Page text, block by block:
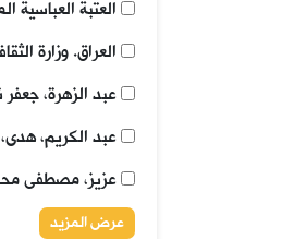
عبد الكريم، هدى، 2008 -
عرض المزيد